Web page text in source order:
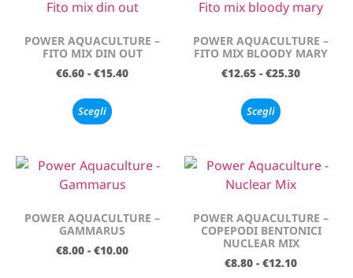
POWER AQUACULTURE –
FITO MIX DIN OUT
€6.60 - €15.40
Scegli
POWER AQUACULTURE –
FITO MIX BLOODY MARY
€12.65 - €25.30
Scegli
POWER AQUACULTURE –
GAMMARUS
€8.00 - €10.00
POWER AQUACULTURE –
COPEPODI BENTONICI
NUCLEAR MIX
€8.80 - €12.10